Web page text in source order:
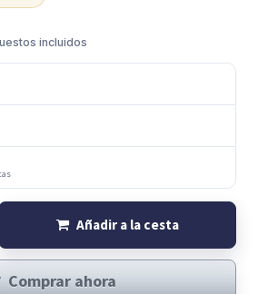
incluidos
Añadir a la cesta
Comprar ahora